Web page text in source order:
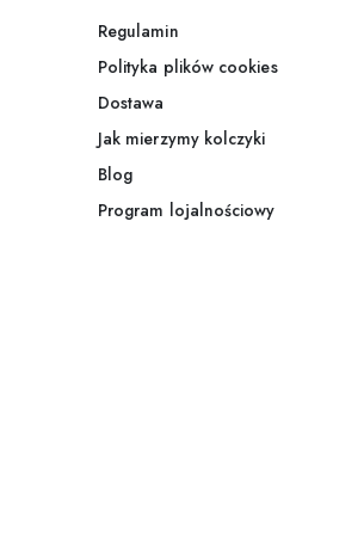
Regulamin
Polityka plików cookies
Dostawa
Jak mierzymy kolczyki
Blog
Program lojalnościowy